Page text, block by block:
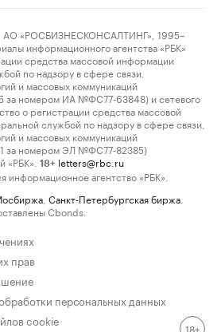
«РОСБИЗНЕСКОНСАЛТИНГ», 1995–
информационного агентства «РБК»
средства массовой информации
по надзору в сфере связи,
и массовых коммуникаций
за номером ИА №ФС77-63848) и сетевого
о регистрации средства массовой
службой по надзору в сфере связи,
и массовых коммуникаций
за номером ЭЛ №ФС77-82385)
«РБК».
18+ letters@rbc.ru
информационное агентство «РБК».
Санкт-Петербургская биржа
Cbonds.
прав
персональных данных
cookie
18+